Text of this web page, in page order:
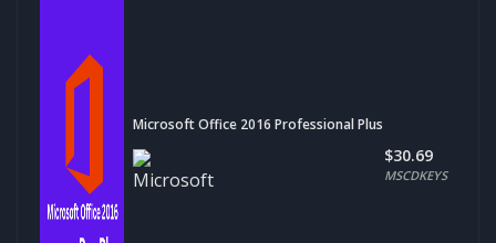
Microsoft Office 2016 Professional Plus
$30.69
MSCDKEYS